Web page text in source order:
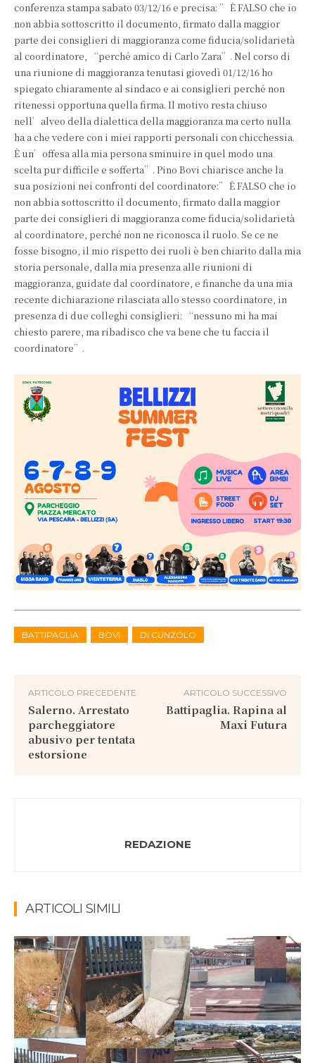
conferenza stampa sabato 03/12/16 e precisa: ” È FALSO che io
non abbia sottoscritto il documento, firmato dalla maggior
parte dei consiglieri di maggioranza come fiducia/solidarietà
al coordinatore, “perché amico di Carlo Zara”. Nel corso di
una riunione di maggioranza tenutasi giovedì 01/12/16 ho
spiegato chiaramente al sindaco e ai consiglieri perché non
ritenessi opportuna quella firma. Il motivo resta chiuso
nell’alveo della dialettica della maggioranza ma certo nulla
ha a che vedere con i miei rapporti personali con chicchessia.
È un’offesa alla mia persona sminuire in quel modo una
scelta pur difficile e sofferta”. Pino Bovi chiarisce anche la
sua posizioni nei confronti del coordinatore:” È FALSO che io
non abbia sottoscritto il documento, firmato dalla maggior
parte dei consiglieri di maggioranza come fiducia/solidarietà
al coordinatore, perché non ne riconosca il ruolo. Se ce ne
fosse bisogno, il mio rispetto dei ruoli è ben chiarito dalla mia
storia personale, dalla mia presenza alle riunioni di
maggioranza, guidate dal coordinatore, e finanche da una mia
recente dichiarazione rilasciata allo stesso coordinatore, in
presenza di due colleghi consiglieri: “nessuno mi ha mai
chiesto parere, ma ribadisco che va bene che tu faccia il
coordinatore”.
BATTIPAGLIA BOVI DI CUNZOLO
ARTICOLO PRECEDENTE
Salerno. Arrestato
parcheggiatore
abusivo per tentata
estorsione
ARTICOLO SUCCESSIVO
Battipaglia. Rapina al
Maxi Futura
REDAZIONE
ARTICOLI SIMILI